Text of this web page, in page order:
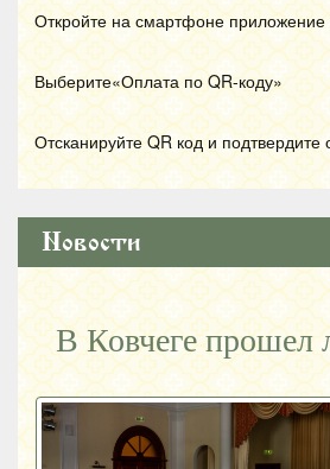
Откройте на смартфоне приложение
Выберите«Оплата по QR-коду»
Отсканируйте QR код и подтвердите
Новости
В Ковчеге прошел